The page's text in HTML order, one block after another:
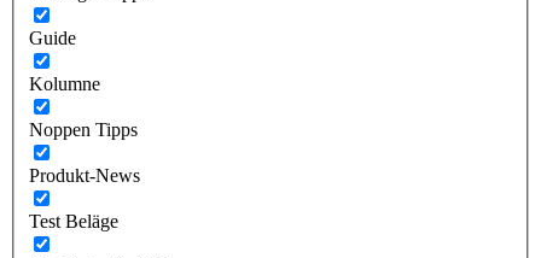
Guide
Kolumne
Noppen Tipps
Produkt-News
Test Beläge